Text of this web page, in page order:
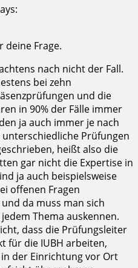
deine Frage.
nach nicht der Fall.
bei zehn
und die
in 90% der Fälle immer
ja auch immer je nach
Prüfungen
heißt also die
gar nicht die Expertise in
ja auch beispielsweise
offenen Fragen
da muss man sich
Thema auskennen.
dass die Prüfungsleiter
für die IUBH arbeiten,
der Einrichtung vor Ort